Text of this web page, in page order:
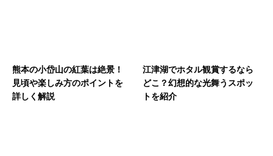
熊本の小岱山の紅葉は絶景！
見頃や楽しみ方のポイントを
詳しく解説
江津湖でホタル観賞するなら
どこ？幻想的な光舞うスポッ
トを紹介